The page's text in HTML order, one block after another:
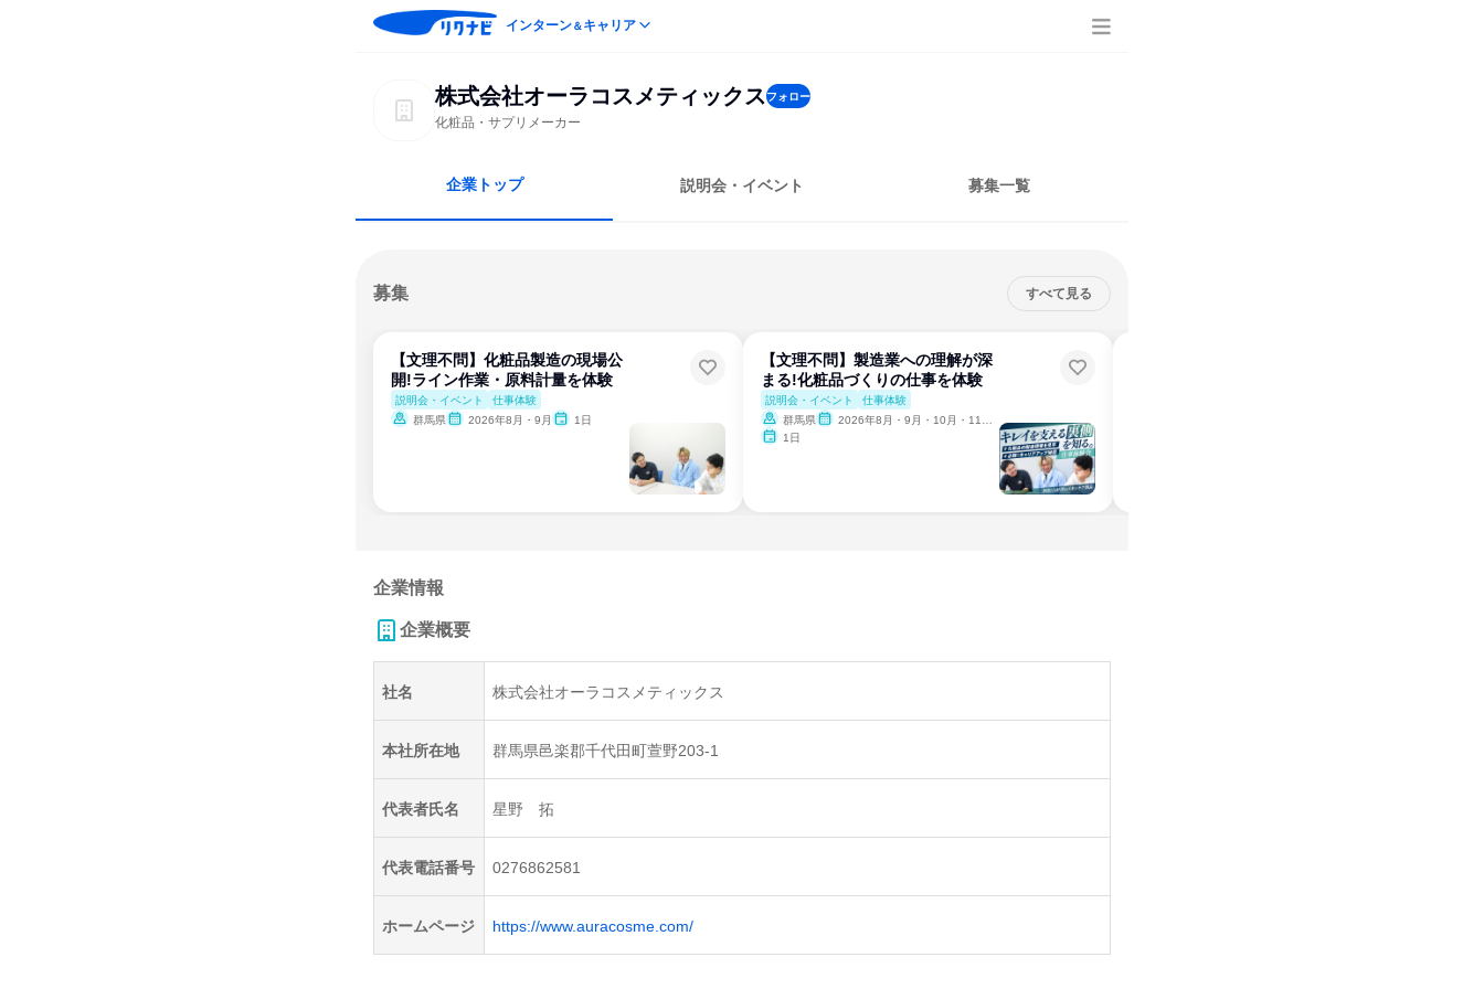
インターン＆キャリア
株式会社オーラコスメティックスフォロー
化粧品・サプリメーカー
企業トップ 説明会・イベント 募集一覧
募集 すべて見る
【文理不問】化粧品製造の現場公
開!ライン作業・原料計量を体験
説明会・イベント
仕事体験
群馬県
2026年8月・9月 1日
【文理不問】製造業への理解が深
まる!化粧品づくりの仕事を体験
説明会・イベント
仕事体験
群馬県
2026年8月・9月・10月・11月・12月
1日
企業情報
企業概要
社名 株式会社オーラコスメティックス
本社所在地 群馬県邑楽郡千代田町萱野203-1
代表者氏名 星野 拓
代表電話番号 0276862581
ホームページ https://www.auracosme.com/